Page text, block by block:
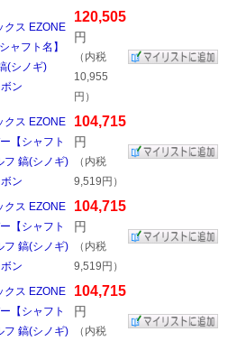
クス EZONE
ャフト名】
(シノギ)
ン
120,505
円
（内税
10,955
円）
クス EZONE
【シャフト
フ 鎬(シノギ)
ン
104,715
円
（内税
9,519円）
クス EZONE
【シャフト
フ 鎬(シノギ)
ン
104,715
円
（内税
9,519円）
クス EZONE
【シャフト
フ 鎬(シノギ)
104,715
円
（内税